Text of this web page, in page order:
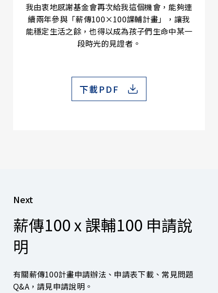
我由衷地感謝基金會再次給我這個機會，能夠連
續兩年參與「薪傳100×100課輔計畫」，讓我
能穩定生活之餘，也得以成為孩子們生命中某一
段時光的見證者。
下載PDF
Next
薪傳100 x 課輔100 申請說
明
有關薪傳100計畫申請辦法、申請表下載、常見問題
Q&A，請見申請說明。